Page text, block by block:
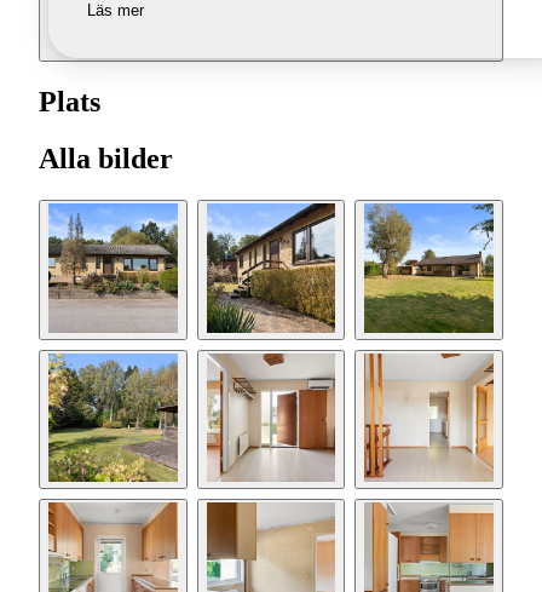
Läs mer
Plats
Alla bilder